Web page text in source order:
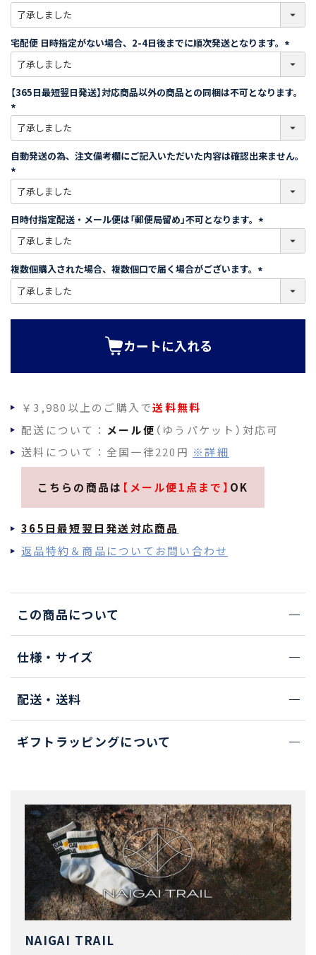
必
須
)
宅配便 日時指定がない場合、2-4日後までに順次発送となります。
必
須
)
【365日最短翌日発送】対応商品以外の商品との同梱は不可となります。
必
須
)
自動発送の為、注文備考欄にご記入いただいた内容は確認出来ません。
必
須
)
日時付指定配送・メール便は「郵便局留め」不可となります。
必
)
複数個購入された場合、複数個口で届く場合がございます。
必
カートに入れる
￥3,980以上のご購入で送料無料
配送について： メール便 （ゆうパケット）対応可
送料について：全国一律220円 ※詳細
こちらの商品は 【メール便1点まで】 OK
365日最短翌日発送対応商品
返品特約＆商品についてお問い合わせ
この商品について
仕様・サイズ
配送・送料
ギフトラッピングについて
NAIGAI TRAIL